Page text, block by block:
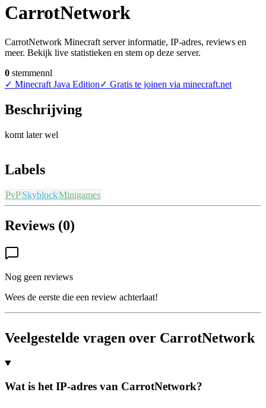
CarrotNetwork
CarrotNetwork Minecraft server informatie, IP-adres, reviews en
meer. Bekijk live statistieken en stem op deze server.
0 stemmennl
✓ Minecraft Java Edition✓ Gratis te joinen via minecraft.net
Beschrijving
komt later wel
Labels
PvPSkyblockMinigames
Reviews (0)
Nog geen reviews
Wees de eerste die een review achterlaat!
Veelgestelde vragen over CarrotNetwork
Wat is het IP-adres van CarrotNetwork?